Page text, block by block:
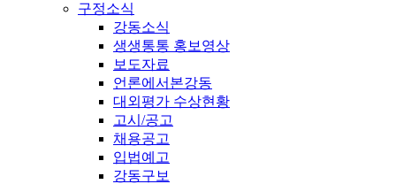
구정소식
강동소식
생생통통 홍보영상
보도자료
언론에서본강동
대외평가 수상현황
고시/공고
채용공고
입법예고
강동구보